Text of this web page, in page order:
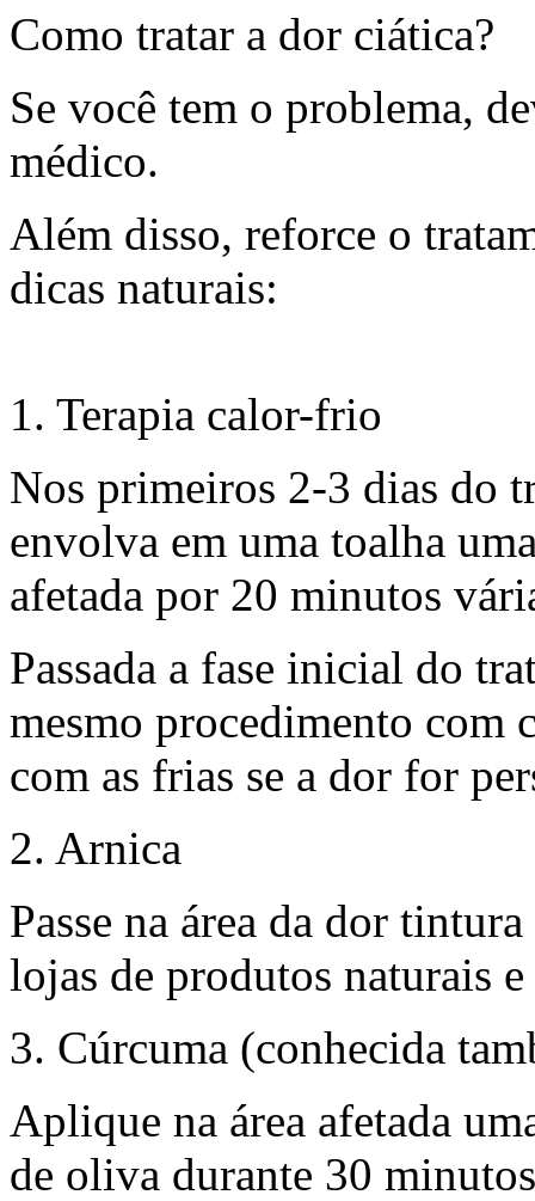
Como tratar a dor ciática?
Se você tem o problema,
médico.
Além disso, reforce o
dicas naturais:
1. Terapia calor-frio
Nos primeiros 2-3 dias do
envolva em uma toalha
afetada por 20 minutos
Passada a fase inicial do
mesmo procedimento com
com as frias se a dor for
2. Arnica
Passe na área da dor
lojas de produtos naturais
3. Cúrcuma (conhecida
Aplique na área afetada
de oliva durante 30